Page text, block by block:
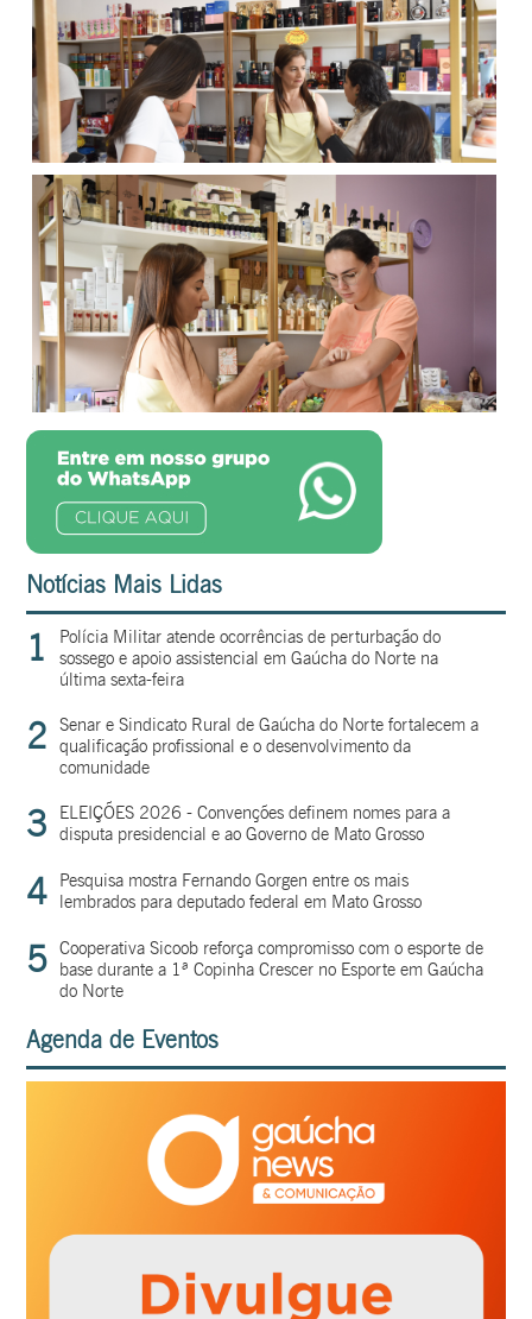
Notícias Mais Lidas
1
Polícia Militar atende ocorrências de perturbação do
sossego e apoio assistencial em Gaúcha do Norte na
última sexta-feira
2
Senar e Sindicato Rural de Gaúcha do Norte fortalecem a
qualificação profissional e o desenvolvimento da
comunidade
3
ELEIÇÕES 2026 - Convenções definem nomes para a
disputa presidencial e ao Governo de Mato Grosso
4
Pesquisa mostra Fernando Gorgen entre os mais
lembrados para deputado federal em Mato Grosso
5 Cooperativa Sicoob reforça compromisso com o esporte de
base durante a 1ª Copinha Crescer no Esporte em Gaúcha
do Norte
Agenda de Eventos